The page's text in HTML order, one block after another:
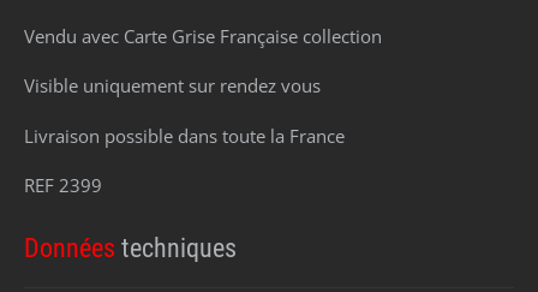
Vendu avec Carte Grise Française collection
Visible uniquement sur rendez vous
Livraison possible dans toute la France
REF 2399
Données techniques